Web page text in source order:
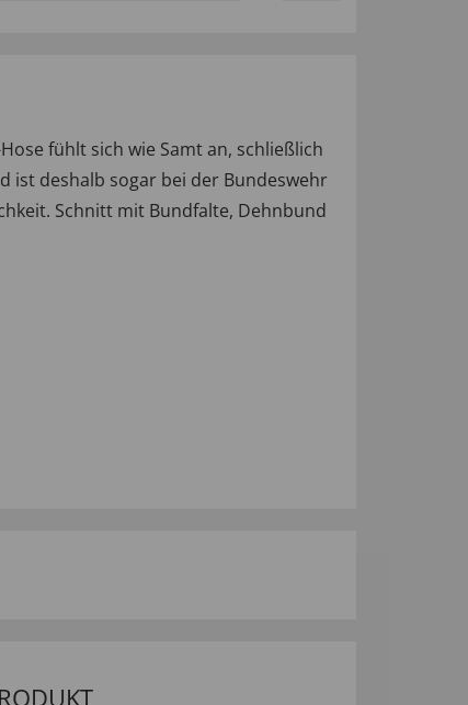
fühlt sich wie Samt an, schließlich
ist deshalb sogar bei der Bundeswehr
Schnitt mit Bundfalte, Dehnbund